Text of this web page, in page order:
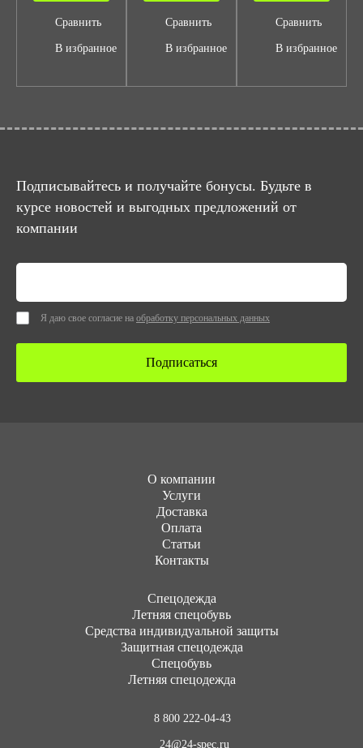
Сравнить
В избранное
Сравнить
В избранное
Сравнить
В избранное
Подписывайтесь и получайте бонусы. Будьте в
курсе новостей и выгодных предложений от
компании
Я даю свое согласие на обработку персональных данных
Подписаться
О компании
Услуги
Доставка
Оплата
Статьи
Контакты
Cпецодежда
Летняя спецобувь
Средства индивидуальной защиты
Защитная спецодежда
Спецобувь
Летняя спецодежда
8 800 222-04-43
24@24-spec.ru